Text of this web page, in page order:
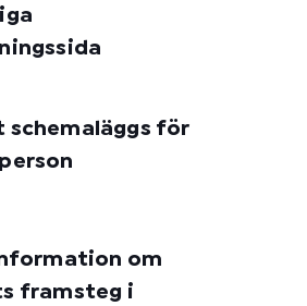
schemaläggs för
om
framsteg i